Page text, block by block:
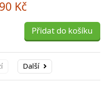
Kč
Přidat do košíku
Další